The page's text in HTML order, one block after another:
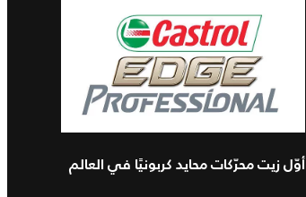
أوّل زيت محرّكات محايد كربونيًا في العالم